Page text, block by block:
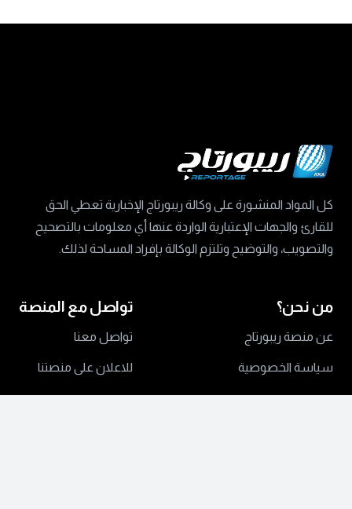
كل المواد المنشورة على وكالة ريبورتاج الإخبارية تعطي الحق
للقارئ والجهات الإعتبارية الواردة عنها أي معلومات بالتصحيح
والتصويب، والتوضيح وتلتزم الوكالة بإفراد المساحة لذلك.
من نحن؟
عن منصة ريبورتاج
سياسة الخصوصية
تواصل مع المنصة
تواصل معنا
للاعلان على منصتنا